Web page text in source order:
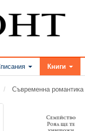
Книги
Съвременна романтика